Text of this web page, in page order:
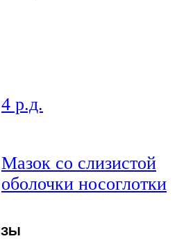
4 р.д.
Мазок со слизистой
оболочки носоглотки